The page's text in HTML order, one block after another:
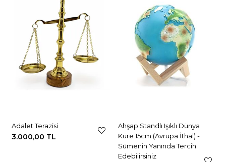
Adalet Terazisi
3.000,00 TL
Ahşap Standlı Işıklı Dünya
Küre 15cm (Avrupa İthal) -
Sümenin Yanında Tercih
Edebilirsiniz